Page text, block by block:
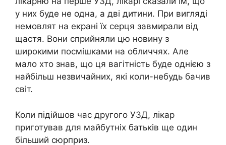
у них буде не одна, а дві дитини. При вигляді
немовлят на екрані їх серця завмирали від
щастя. Вони сприйняли цю новину з
широкими посмішками на обличчях. Але
мало хто знав, що ця вагітність буде однією з
найбільш незвичайних, які коли-небудь бачив
світ.
Коли підійшов час другого УЗД, лікар
приготував для майбутніх батьків ще один
більший сюрприз.